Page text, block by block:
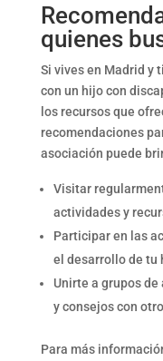
quienes
Si vives en Madrid y
con un hijo con
los recursos que
recomendaciones
asociación puede
Visitar
actividades y
Participar en las
el desarrollo de tu
Unirte a grupos
y consejos con
Para más